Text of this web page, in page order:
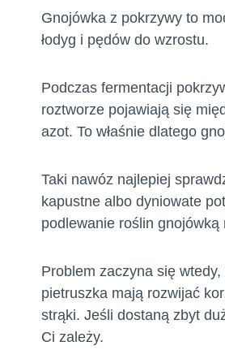
Gnojówka z pokrzywy to
łodyg i pędów do wzrostu.
Podczas fermentacji
roztworze pojawiają się
azot. To właśnie dlatego
Taki nawóz najlepiej
kapustne albo dyniowate
podlewanie roślin gnojówką
Problem zaczyna się
pietruszka mają rozwijać
strąki. Jeśli dostaną zbyt
Ci zależy.